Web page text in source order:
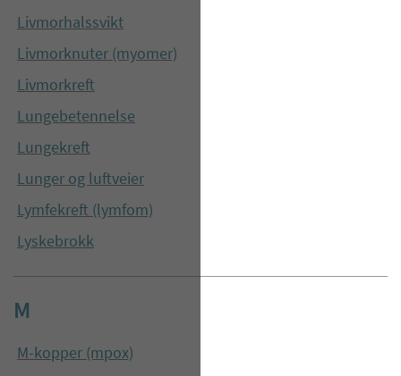
Livmorhalssvikt
Livmorknuter (myomer)
Livmorkreft
Lungebetennelse
Lungekreft
Lunger og luftveier
Lymfekreft (lymfom)
Lyskebrokk
M
M-kopper (mpox)